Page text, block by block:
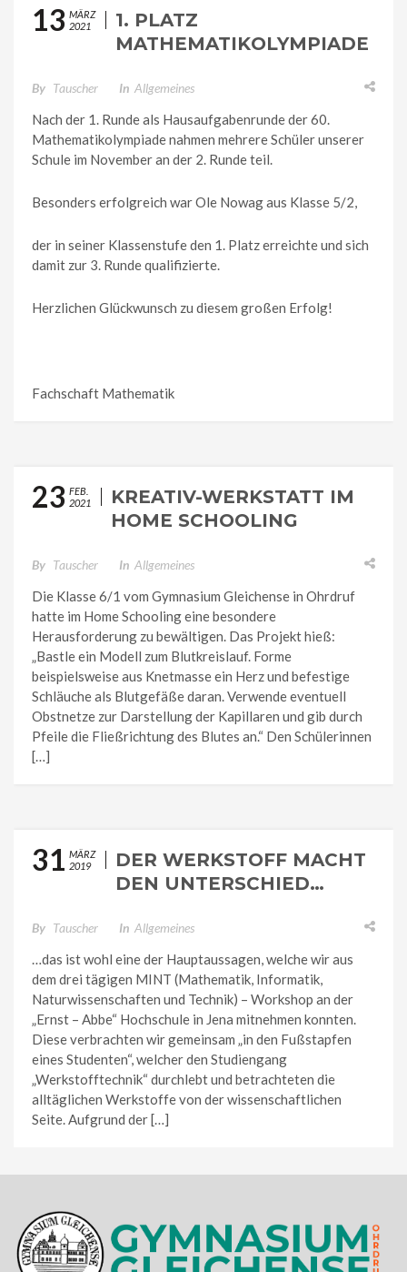
13 MÄRZ
2021
1. PLATZ
MATHEMATIKOLYMPIADE
By Tauscher In Allgemeines
Nach der 1. Runde als Hausaufgabenrunde der 60.
Mathematikolympiade nahmen mehrere Schüler unserer
Schule im November an der 2. Runde teil.
Besonders erfolgreich war Ole Nowag aus Klasse 5/2,
der in seiner Klassenstufe den 1. Platz erreichte und sich
damit zur 3. Runde qualifizierte.
Herzlichen Glückwunsch zu diesem großen Erfolg!
Fachschaft Mathematik
23 FEB.
2021
KREATIV-WERKSTATT IM
HOME SCHOOLING
By Tauscher In Allgemeines
Die Klasse 6/1 vom Gymnasium Gleichense in Ohrdruf
hatte im Home Schooling eine besondere
Herausforderung zu bewältigen. Das Projekt hieß:
„Bastle ein Modell zum Blutkreislauf. Forme
beispielsweise aus Knetmasse ein Herz und befestige
Schläuche als Blutgefäße daran. Verwende eventuell
Obstnetze zur Darstellung der Kapillaren und gib durch
Pfeile die Fließrichtung des Blutes an.“ Den Schülerinnen
[…]
31 MÄRZ
2019
DER WERKSTOFF MACHT
DEN UNTERSCHIED…
By Tauscher In Allgemeines
…das ist wohl eine der Hauptaussagen, welche wir aus
dem drei tägigen MINT (Mathematik, Informatik,
Naturwissenschaften und Technik) – Workshop an der
„Ernst – Abbe“ Hochschule in Jena mitnehmen konnten.
Diese verbrachten wir gemeinsam „in den Fußstapfen
eines Studenten“, welcher den Studiengang
„Werkstofftechnik“ durchlebt und betrachteten die
alltäglichen Werkstoffe von der wissenschaftlichen
Seite. Aufgrund der […]